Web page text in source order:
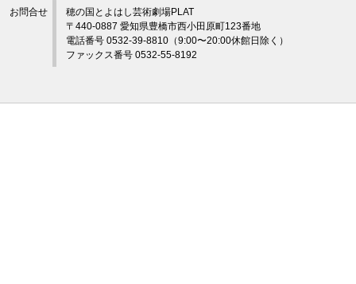
お問合せ
穂の国とよはし芸術劇場PLAT
〒440-0887 愛知県豊橋市西小田原町123番地
電話番号 0532-39-8810（9:00〜20:00休館日除く）
ファックス番号 0532-55-8192